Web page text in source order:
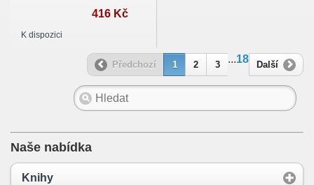
416 Kč
K dispozici
Předchozí 1 2 3
...18
Další
Naše nabídka
Knihy